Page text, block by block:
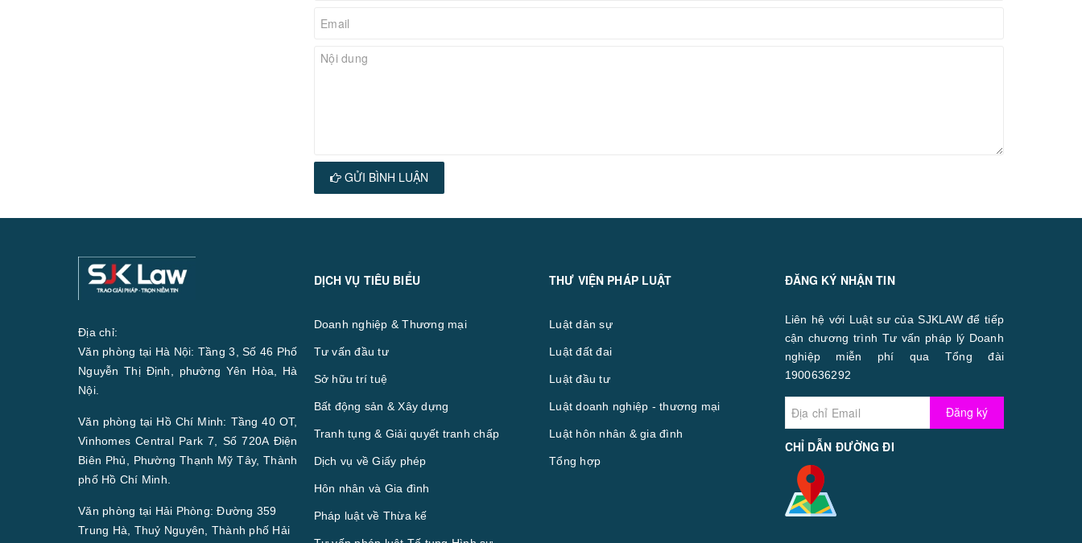
GỬI BÌNH LUẬN
Địa chỉ:
Văn phòng tại Hà Nội: Tầng 3, Số 46 Phố
Nguyễn Thị Định, phường Yên Hòa, Hà
Nội.
Văn phòng tại Hồ Chí Minh: Tầng 40 OT,
Vinhomes Central Park 7, Số 720A Điện
Biên Phủ, Phường Thạnh Mỹ Tây, Thành
phố Hồ Chí Minh.
Văn phòng tại Hải Phòng: Đường 359
Trung Hà, Thuỷ Nguyên, Thành phố Hải
DỊCH VỤ TIÊU BIỂU
Doanh nghiệp & Thương mại
Tư vấn đầu tư
Sở hữu trí tuệ
Bất động sản & Xây dựng
Tranh tụng & Giải quyết tranh chấp
Dịch vụ về Giấy phép
Hôn nhân và Gia đình
Pháp luật về Thừa kế
THƯ VIỆN PHÁP LUẬT
Luật dân sự
Luật đất đai
Luật đầu tư
Luật doanh nghiệp - thương mại
Luật hôn nhân & gia đình
Tổng hợp
ĐĂNG KÝ NHẬN TIN
Liên hệ với Luật sư của SJKLAW để tiếp
cận chương trình Tư vấn pháp lý Doanh
nghiệp miễn phí qua Tổng đài
1900636292
Đăng ký
CHỈ DẪN ĐƯỜNG ĐI